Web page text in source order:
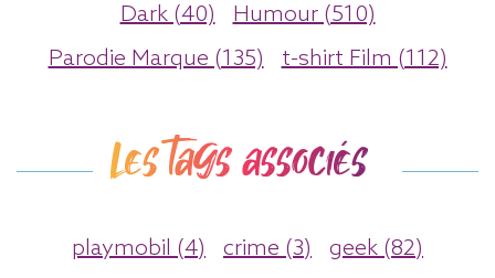
Dark (40)
Humour (510)
Parodie Marque (135)
t-shirt Film (112)
Les tags associés
playmobil (4) crime (3)
geek (82)